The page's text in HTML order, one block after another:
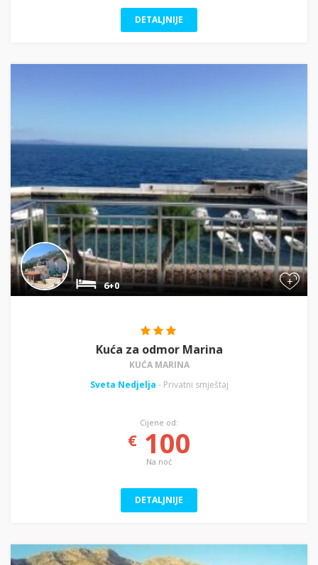
DETALJNIJE
+
6+0
Kuća za odmor Marina
KUĆA MARINA
Sveta Nedjelja - Privatni smještaj
Cijene od:
€100
Na noć
DETALJNIJE